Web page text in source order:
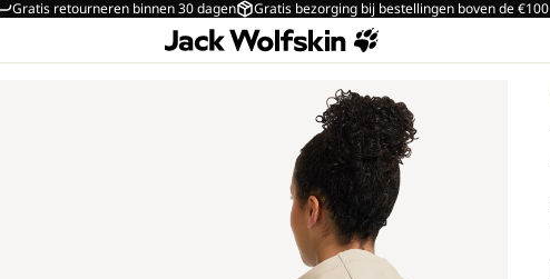
Gratis retourneren binnen 30 dagen Gratis bezorging bij bestellingen boven de €100